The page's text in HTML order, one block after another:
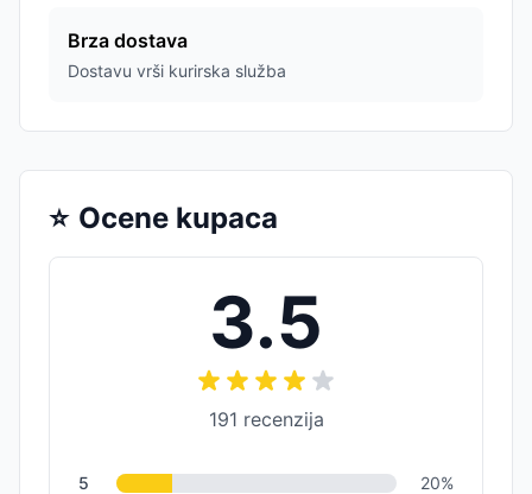
Brza dostava
Dostavu vrši kurirska služba
⭐ Ocene kupaca
3.5
191 recenzija
5 20%